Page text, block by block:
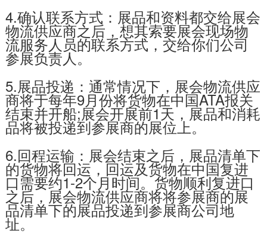
4.确认联系方式：展品和资料都交给展会
物流供应商之后，想其索要展会现场物
流服务人员的联系方式，交给你们公司
参展负责人。
5.展品投递：通常情况下，展会物流供应
商将于每年9月份将货物在中国ATA报关
结束并开船;展会开展前1天，展品和消耗
品将被投递到参展商的展位上。
6.回程运输：展会结束之后，展品清单下
的货物将回运，回运及货物在中国复进
口需要约1-2个月时间。货物顺利复进口
之后，展会物流供应商将将参展商的展
品清单下的展品投递到参展商公司地
址。